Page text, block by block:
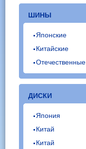
ШИНЫ
Японские
Китайские
Отечественные
ДИСКИ
Япония
Китай
Китай